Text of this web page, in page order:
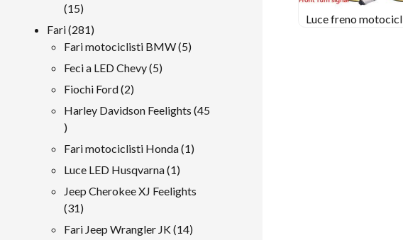
Luce freno
1515
prodotti
Fari 281281
prodotti
Fari motociclisti BMW 55
Feci a LED Chevy 55
Fiochi Ford 22
prodotti
Harley Davidson Feelights 45
45
prodotti
Fari motociclisti Honda 11
Luce LED Husqvarna 11
prodotto
Jeep Cherokee XJ Feelights
3131
prodotti
Fari Jeep Wrangler JK 1414